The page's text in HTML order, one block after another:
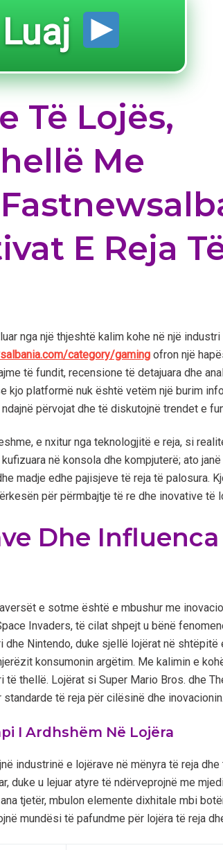
Luaj
Të Lojës,
Me
E Reja
nga një thjeshtë kalim kohe në një
category/gaming ofron një
të fundit, recensione të detajuara dhe
kjo platformë nuk është vetëm një burim
përvojat dhe të diskutojnë trendet e
e nxitur nga teknologjitë e reja, si
në konsola dhe kompjuterë; ato
madje edhe pajisjeve të reja të palosura.
për përmbajtje të re dhe inovative të
Dhe Influenca
e sotme është e mbushur me
Invaders, të cilat shpejt u bënë
Nintendo, duke sjellë lojërat në shtëpitë
konsumonin argëtim. Me kalimin e
thellë. Lojërat si Super Mario Bros. dhe
të reja për cilësinë dhe inovacionin.
I Ardhshëm Në Lojëra
industrinë e lojërave në mënyra të reja
duke u lejuar atyre të ndërveprojnë me
tjetër, mbulon elemente dixhitale mbi
mundësi të pafundme për lojëra të reja